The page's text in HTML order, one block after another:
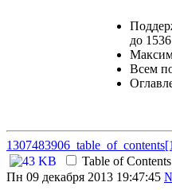
до
Всем
Table of
Пн 09 декабря 2013 19:47:45